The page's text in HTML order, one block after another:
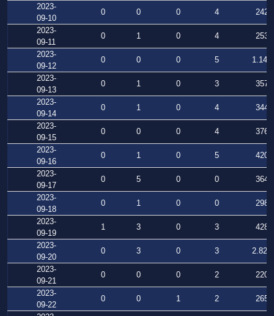
2023-
09-10
0 0 0 4
242
2023-
09-11
0 1 0 4
253
2023-
09-12
0 0 0 5
1.147
2023-
09-13
0 1 0 3
357
2023-
09-14
0 1 0 4
344
2023-
09-15
0 0 0 4
376
2023-
09-16
0 1 0 5
420
2023-
09-17
0 5 0 0
364
2023-
09-18
0 1 0 0
298
2023-
09-19
1 3 0 3
428
2023-
09-20
0 3 0 3
2.828
2023-
09-21
0 0 0 2
220
2023-
09-22
0 0 1 2
265